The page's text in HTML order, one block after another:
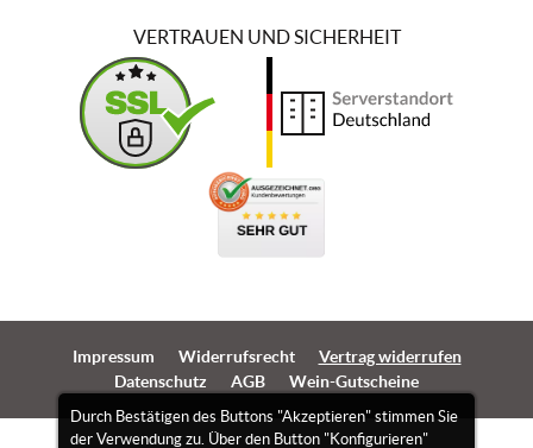
Durch Bestätigen des Buttons "Akzeptieren" stimmen Sie
der Verwendung zu. Über den Button "Konfigurieren"
VERTRAUEN UND SICHERHEIT
Impressum Widerrufsrecht
Vertrag widerrufen
Datenschutz
AGB Wein-Gutscheine